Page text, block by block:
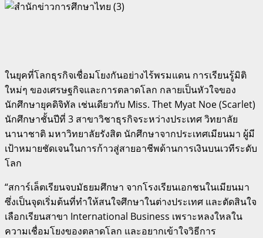
ในยุคที่โลกธุรกิจเชื่อมโยงกันอย่างไร้พรมแดน การเรียนรู้มิติ
ใหม่ๆ ของเศรษฐกิจและการตลาดโลก กลายเป็นหัวใจของ
นักศึกษายุคดิจิทัล เช่นเดียวกับ Miss. Thet Myat Noe (Scarlet)
นักศึกษาชั้นปีที่ 3 สาขาวิชาธุรกิจระหว่างประเทศ วิทยาลัย
นานาชาติ มหาวิทยาลัยรังสิต นักศึกษาจากประเทศเมียนมา ผู้มี
เป้าหมายชัดเจนในการก้าวสู่สายอาชีพด้านการเงินบนเวทีระดับ
โลก
“สการ์เล็ตเรียนจบมัธยมศึกษา จากโรงเรียนเอกชนในเมียนมา
ซึ่งเป็นจุดเริ่มต้นที่ทำให้สนใจศึกษาในต่างประเทศ และตัดสินใจ
เลือกเรียนสาขา International Business เพราะหลงใหลใน
ความเชื่อมโยงของตลาดโลก และอยากเข้าใจวิธีการ